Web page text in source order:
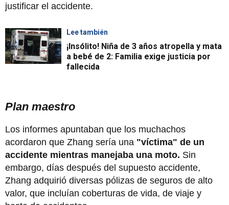
justificar el accidente.
Lee también
¡Insólito! Niña de 3 años atropella y mata
a bebé de 2: Familia exige justicia por
fallecida
Plan maestro
Los informes apuntaban que los muchachos
acordaron que Zhang sería una "víctima" de un
accidente mientras manejaba una moto. Sin
embargo, días después del supuesto accidente,
Zhang adquirió diversas pólizas de seguros de alto
valor, que incluían coberturas de vida, de viaje y